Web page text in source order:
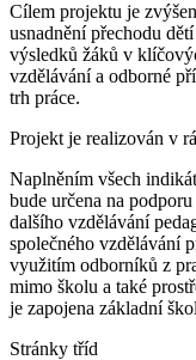
Cílem projektu je
usnadnění přechodu
výsledků žáků v
vzdělávání a odborné
trh práce.
Projekt je realizován v
Naplněním všech
bude určena na
dalšího vzdělávání
společného vzdělávání
využitím odborníků z
mimo školu a také
je zapojena základní
Stránky tříd